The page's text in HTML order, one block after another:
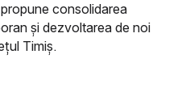
consolidarea
și dezvoltarea de noi
Timiș.